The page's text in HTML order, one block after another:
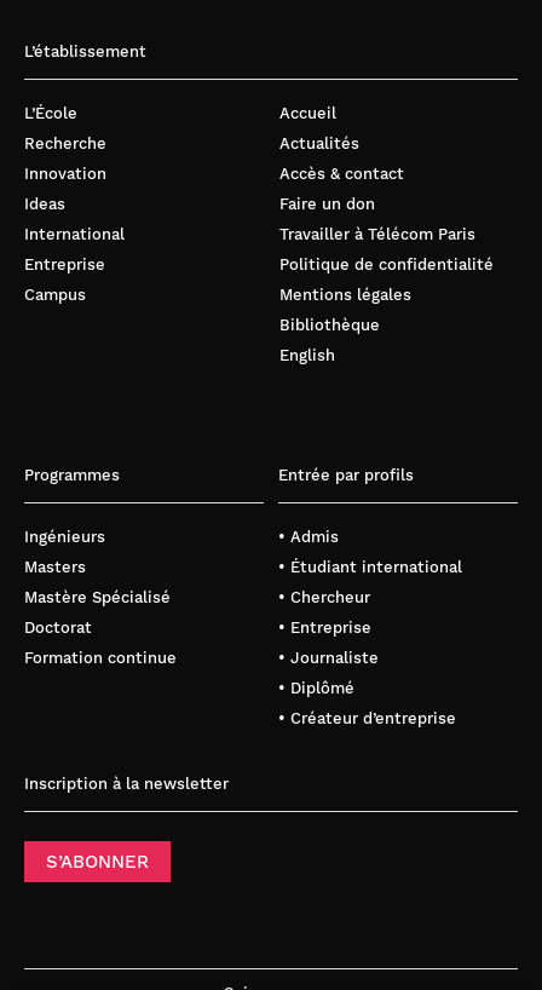
L’établissement
L’École
Recherche
Innovation
Ideas
International
Entreprise
Campus
Accueil
Actualités
Accès & contact
Faire un don
Travailler à Télécom Paris
Politique de confidentialité
Mentions légales
Bibliothèque
English
Programmes
Ingénieurs
Masters
Mastère Spécialisé
Doctorat
Formation continue
Entrée par profils
• Admis
• Étudiant international
• Chercheur
• Entreprise
• Journaliste
• Diplômé
• Créateur d’entreprise
Inscription à la newsletter
S’ABONNER